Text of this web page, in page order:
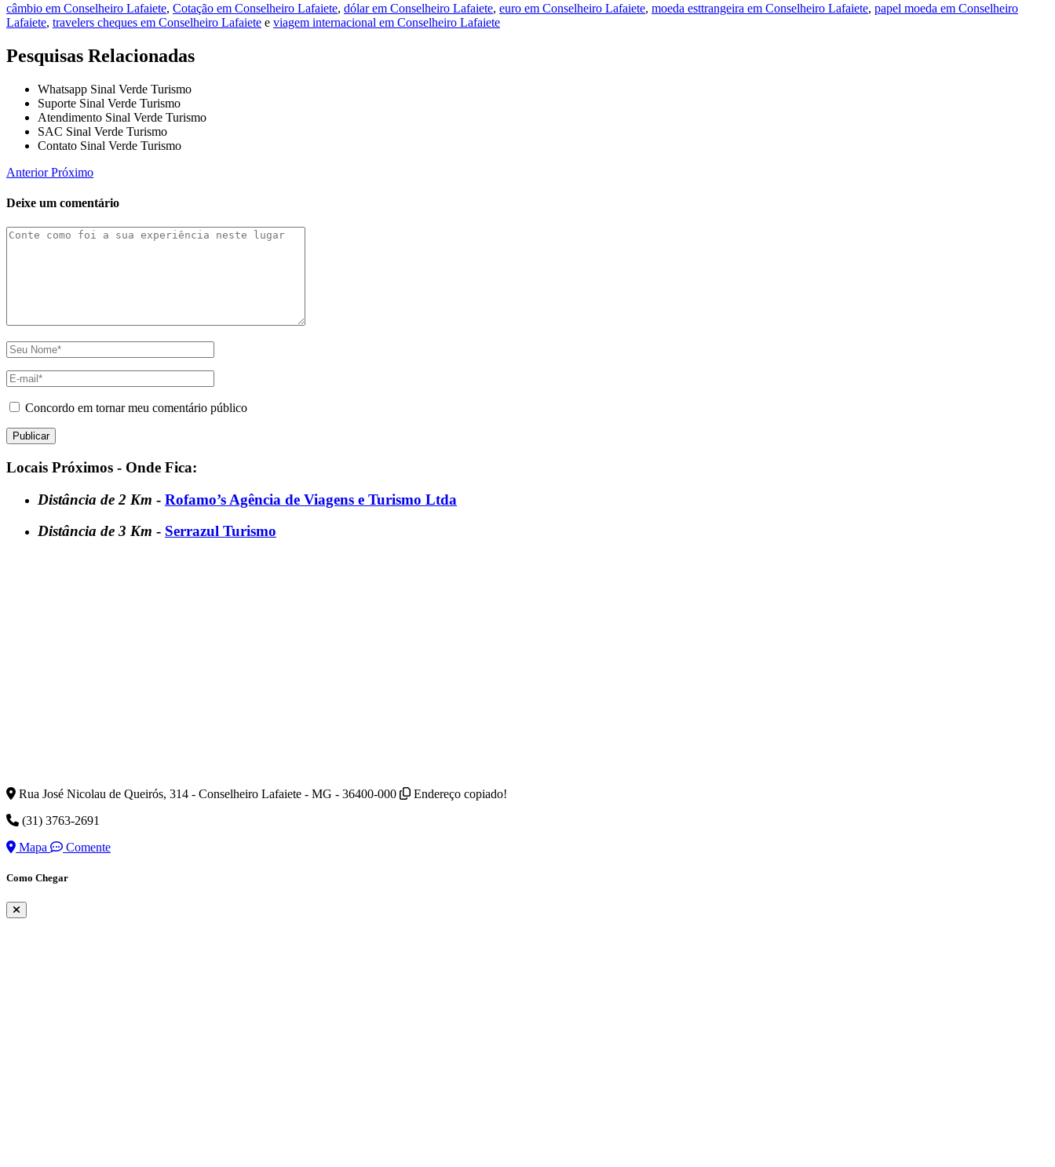
câmbio em Conselheiro Lafaiete, Cotação em Conselheiro Lafaiete, dólar em Conselheiro Lafaiete, euro em Conselheiro Lafaiete, moeda esttrangeira em Conselheiro Lafaiete, papel moeda em Conselheiro
Lafaiete, travelers cheques em Conselheiro Lafaiete e viagem internacional em Conselheiro Lafaiete
Pesquisas Relacionadas
Whatsapp Sinal Verde Turismo
Suporte Sinal Verde Turismo
Atendimento Sinal Verde Turismo
SAC Sinal Verde Turismo
Contato Sinal Verde Turismo
AnteriorPróximo
Deixe um comentário
Concordo em tornar meu comentário público
Locais Próximos - Onde Fica:
Distância de 2 Km - Rofamo’s Agência de Viagens e Turismo Ltda
Distância de 3 Km - Serrazul Turismo
Rua José Nicolau de Queirós, 314 - Conselheiro Lafaiete - MG - 36400-000
Endereço copiado!
(31) 3763-2691
Mapa
Comente
Como Chegar